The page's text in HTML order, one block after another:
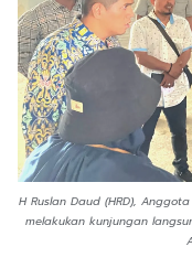
H Ruslan Daud (HRD),
melakukan kunjungan